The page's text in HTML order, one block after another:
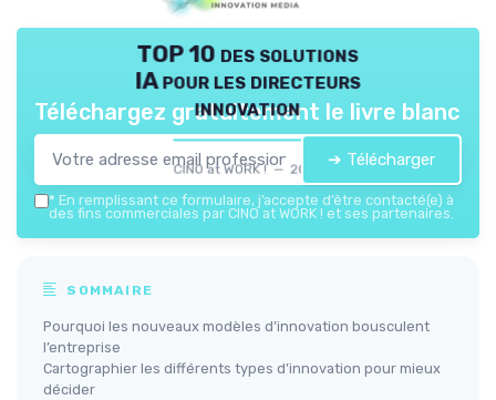
TOP 10 des solutions
IA pour les directeurs
innovation
CINO at WORK ! — 2026
Téléchargez gratuitement le livre blanc
➔ Télécharger
* En remplissant ce formulaire, j’accepte d’être contacté(e) à
des fins commerciales par CINO at WORK ! et ses partenaires.
SOMMAIRE
Pourquoi les nouveaux modèles d’innovation bousculent
l’entreprise
Cartographier les différents types d’innovation pour mieux
décider